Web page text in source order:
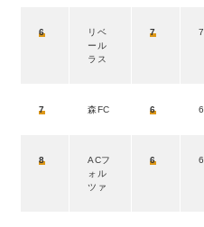
6
リベ
ール
ラス
7 7
7 森FC 6 6
8
ACフ
ォル
ツァ
6 6